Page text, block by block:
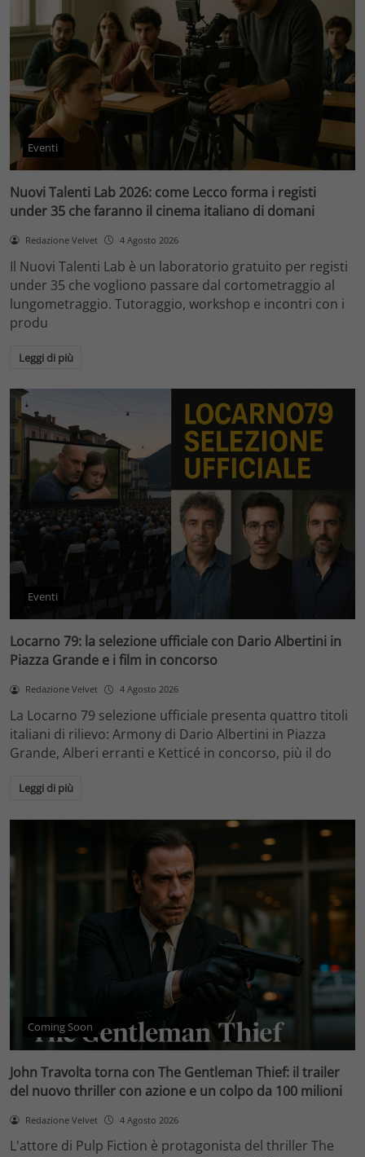
Eventi
Nuovi Talenti Lab 2026: come Lecco forma i registi
under 35 che faranno il cinema italiano di domani
Redazione Velvet 4 Agosto 2026
Il Nuovi Talenti Lab è un laboratorio gratuito per registi
under 35 che vogliono passare dal cortometraggio al
lungometraggio. Tutoraggio, workshop e incontri con i
produ
Leggi di più
Eventi
Locarno 79: la selezione ufficiale con Dario Albertini in
Piazza Grande e i film in concorso
Redazione Velvet 4 Agosto 2026
La Locarno 79 selezione ufficiale presenta quattro titoli
italiani di rilievo: Armony di Dario Albertini in Piazza
Grande, Alberi erranti e Ketticé in concorso, più il do
Leggi di più
Coming Soon
John Travolta torna con The Gentleman Thief: il trailer
del nuovo thriller con azione e un colpo da 100 milioni
Redazione Velvet 4 Agosto 2026
L'attore di Pulp Fiction è protagonista del thriller The